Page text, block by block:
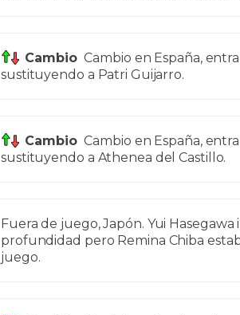
Cambio Cambio en España,
sustituyendo a Patri Guijarro.
Cambio Cambio en España,
sustituyendo a Athenea del Castillo.
Fuera de juego, Japón. Yui
profundidad pero Remina Chiba
juego.